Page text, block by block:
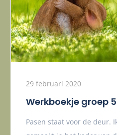
29 februari 2020
Werkboekje groep
Pasen staat voor de deur.